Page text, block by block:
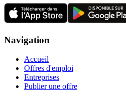
Navigation
Accueil
Offres d'emploi
Entreprises
Publier une offre